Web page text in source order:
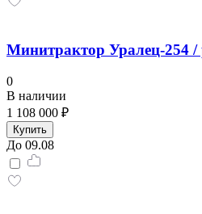
Минитрактор Уралец-254
0
В наличии
1 108 000 ₽
Купить
До 09.08